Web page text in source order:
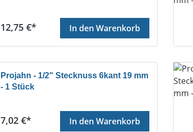
Regulärer Preis:
12,75 €* In den Warenkorb
Projahn - 1/2" Stecknuss 6kant 19 mm
- 1 Stück
Regulärer Preis:
7,02 €* In den Warenkorb